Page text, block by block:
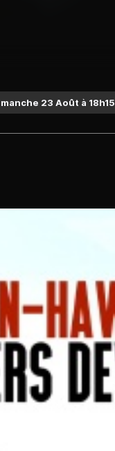
23 Août à 18h15